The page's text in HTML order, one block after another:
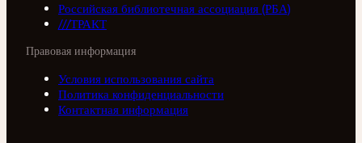
Российская библиотечная ассоциация (РБА)
///ТРАКТ
Правовая информация
Условия использования сайта
Политика конфиденциальности
Контактная информация